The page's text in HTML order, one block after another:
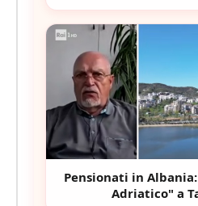
Pensionati in
Adriatico" a